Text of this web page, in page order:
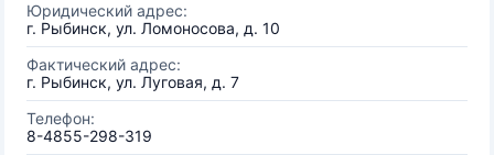
Юридический адрес:
г. Рыбинск, ул. Ломоносова, д. 10
Фактический адрес:
г. Рыбинск, ул. Луговая, д. 7
Телефон:
8-4855-298-319